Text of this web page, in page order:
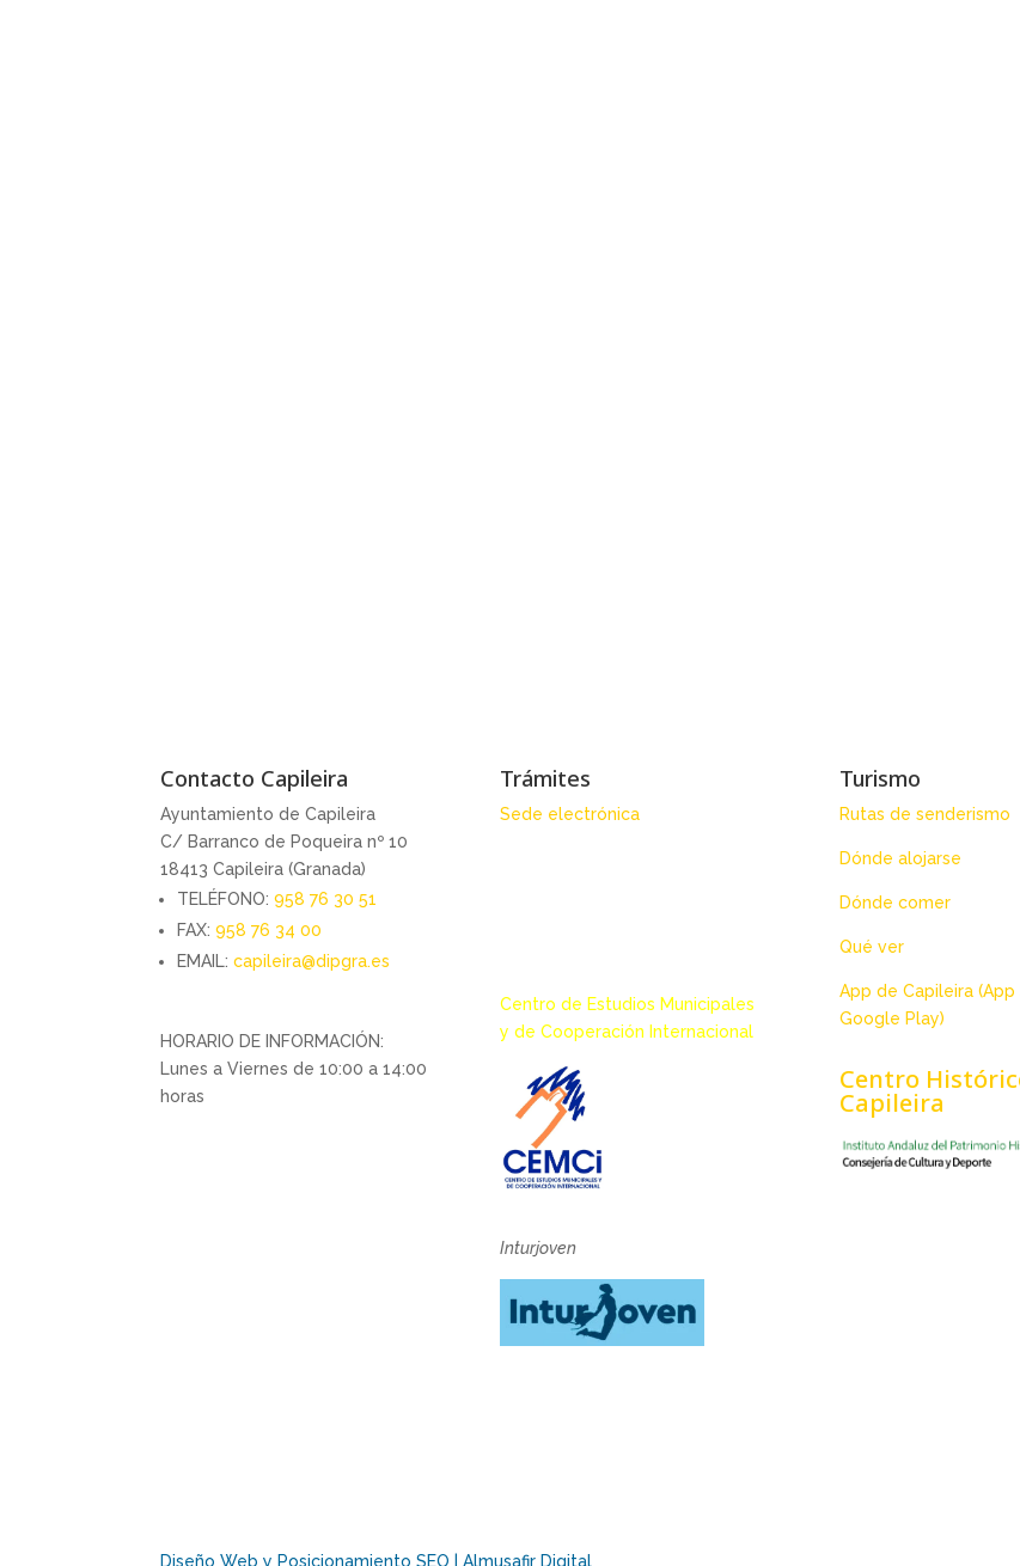
Contacto Capileira
Ayuntamiento de Capileira
C/ Barranco de Poqueira nº 10
18413 Capileira (Granada)
TELÉFONO:958 76 30 51
FAX:958 76 34 00
EMAIL:capileira@dipgra.es
HORARIO DE INFORMACIÓN:
Lunes a Viernes de 10:00 a 14:00
horas
Trámites
Sede electrónica
Centro de Estudios Municipales
y de Cooperación Internacional
Inturjoven
Turismo
Rutas de senderismo
Dónde alojarse
Dónde comer
Qué ver
App de Capileira
Google Play)
Centro
Capileira
Diseño Web y Posicionamiento SEO | Almusafir Digital